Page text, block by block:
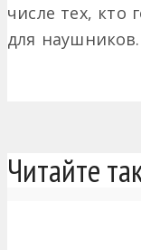
числе тех, кто
для наушников.
Читайте